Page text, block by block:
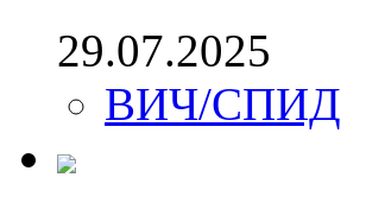
29.07.2025
ВИЧ/СПИД